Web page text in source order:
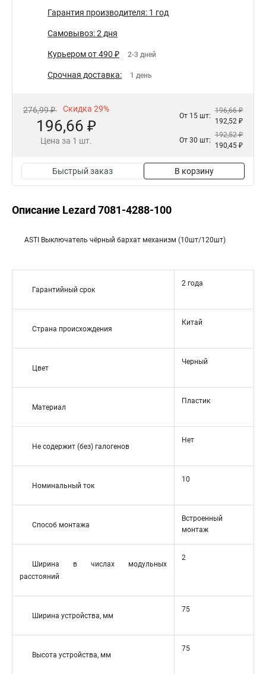
Гарантия производителя: 1 год
Самовывоз: 2 дня
Курьером от 490 ₽ 2-3 дней
Срочная доставка: 1 день
276,99 ₽ Скидка 29%
196,66 ₽
Цена за 1 шт.
От 15 шт:
196,66 ₽
192,52 ₽
От 30 шт:
192,52 ₽
190,45 ₽
Быстрый заказ В корзину
Описание Lezard 7081-4288-100
ASTI Выключатель чёрный бархат механизм (10шт/120шт)
Гарантийный срок
2 года
Страна происхождения
Китай
Цвет
Черный
Материал
Пластик
Не содержит (без) галогенов
Нет
Номинальный ток
10
Способ монтажа
Встроенный
монтаж
Ширина в числах модульных
расстояний
2
Ширина устройства, мм
75
Высота устройства, мм
75